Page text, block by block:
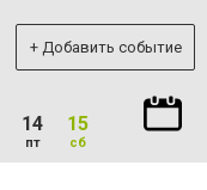
+ Добавить событие
14
пт
15
сб